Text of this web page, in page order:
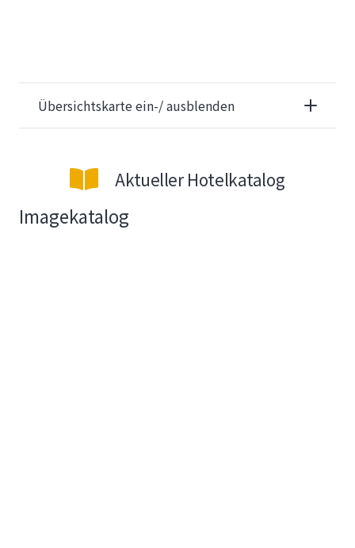
Übersichtskarte ein-/ ausblenden
Aktueller Hotelkatalog
Imagekatalog